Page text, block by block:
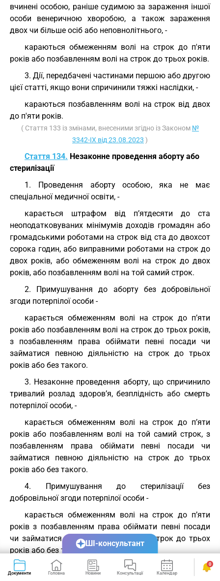
вчинені особою, раніше судимою за зараження іншої
особи венеричною хворобою, а також зараження
двох чи більше осіб або неповнолітнього, -
караються обмеженням волі на строк до п'яти
років або позбавленням волі на строк до трьох років.
3. Дії, передбачені частинами першою або другою
цієї статті, якщо вони спричинили тяжкі наслідки, -
караються позбавленням волі на строк від двох
до п'яти років.
( Стаття 133 із змінами, внесеними згідно із Законом №
3342-IX від 23.08.2023 )
Стаття 134. Незаконне проведення аборту або
стерилізації
1. Проведення аборту особою, яка не має
спеціальної медичної освіти, -
карається штрафом від п’ятдесяти до ста
неоподатковуваних мінімумів доходів громадян або
громадськими роботами на строк від ста до двохсот
сорока годин, або виправними роботами на строк до
двох років, або обмеженням волі на строк до двох
років, або позбавленням волі на той самий строк.
2. Примушування до аборту без добровільної
згоди потерпілої особи -
карається обмеженням волі на строк до п’яти
років або позбавленням волі на строк до трьох років,
з позбавленням права обіймати певні посади чи
займатися певною діяльністю на строк до трьох
років або без такого.
3. Незаконне проведення аборту, що спричинило
тривалий розлад здоров’я, безплідність або смерть
потерпілої особи, -
карається обмеженням волі на строк до п’яти
років або позбавленням волі на той самий строк, з
позбавленням права обіймати певні посади чи
займатися певною діяльністю на строк до трьох
років або без такого.
4. Примушування до стерилізації без
добровільної згоди потерпілої особи -
карається обмеженням волі на строк до п’яти
років з позбавленням права обіймати певні посади
чи займатися певною діяльністю на строк до трьох
років або без такого.
5. Дія, передбачена частиною четвертою цієї
статті, якщо вона спричинила смерть потерпілої
Документи Головна Новини Консультації Календар Сервіси
0
ШІ-консультант